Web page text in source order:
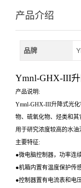
产品介绍
品牌
Ymnl-GHX-III
产品说明:
Ymnl-GHX-III升降式光
物、硫氧化物、烃类和其
用于研究浓度较高的水油
主要特征:
●微电脑控制器，功率连
●机箱内置有温度保护传
●控制器置有电流表和电